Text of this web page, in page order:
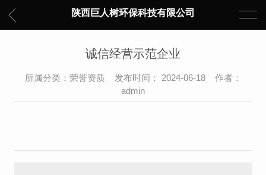
陕西巨人树环保科技有限公司
诚信经营示范企业
所属分类：荣誉资质 发布时间： 2024-06-18 作者：
admin